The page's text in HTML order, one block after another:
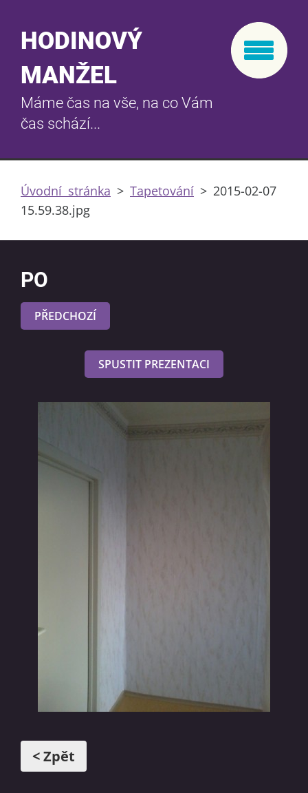
HODINOVÝ
MANŽEL
Máme čas na vše, na co Vám
čas schází...
Úvodní stránka > Tapetování > 2015-02-07
15.59.38.jpg
PO
PŘEDCHOZÍ
SPUSTIT PREZENTACI
< Zpět